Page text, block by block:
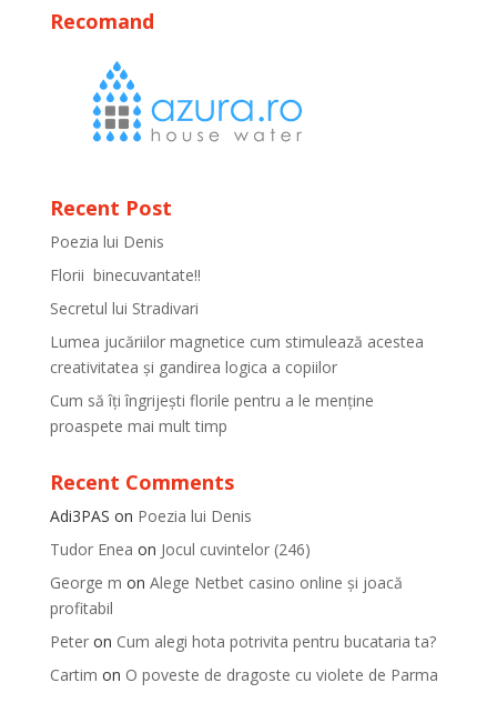
Recomand
Recent Post
Poezia lui Denis
Florii binecuvantate!!
Secretul lui Stradivari
Lumea jucăriilor magnetice cum stimulează acestea
creativitatea și gandirea logica a copiilor
Cum să îți îngrijești florile pentru a le menține
proaspete mai mult timp
Recent Comments
Adi3PAS on Poezia lui Denis
Tudor Enea on Jocul cuvintelor (246)
George m on Alege Netbet casino online și joacă
profitabil
Peteron Cum alegi hota potrivita pentru bucataria ta?
Cartim on O poveste de dragoste cu violete de Parma